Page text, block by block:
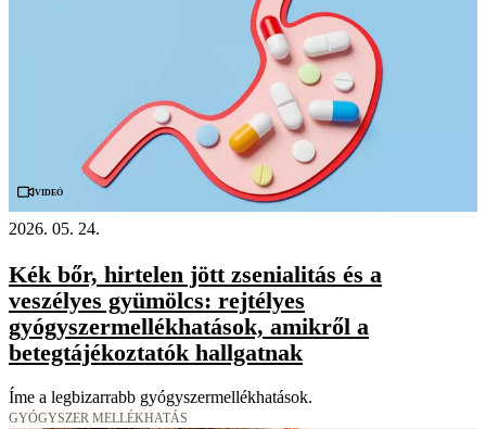
Videó
2026. 05. 24.
Kék bőr, hirtelen jött zsenialitás és a
veszélyes gyümölcs: rejtélyes
gyógyszermellékhatások, amikről a
betegtájékoztatók hallgatnak
Íme a legbizarrabb gyógyszermellékhatások.
GYÓGYSZER MELLÉKHATÁS